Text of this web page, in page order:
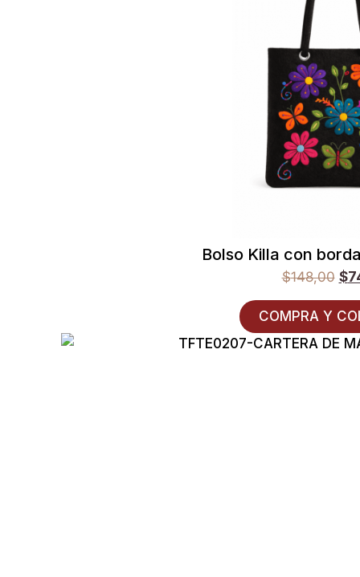
Bolso Killa con
$148,00 $
COMPRA Y